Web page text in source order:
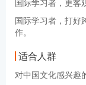
国际学习者，更客
国际学习者，打好
作。
适合人群
对中国文化感兴趣